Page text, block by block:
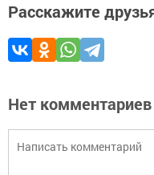
Расскажите
Нет комментариев